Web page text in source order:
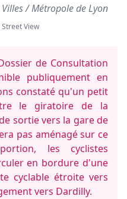
/ Métropole de Lyon
View
de Consultation
publiquement en
constaté qu'un petit
le giratoire de la
sortie vers la gare de
pas aménagé sur ce
les cyclistes
en bordure d'une
cyclable étroite vers
vers Dardilly.